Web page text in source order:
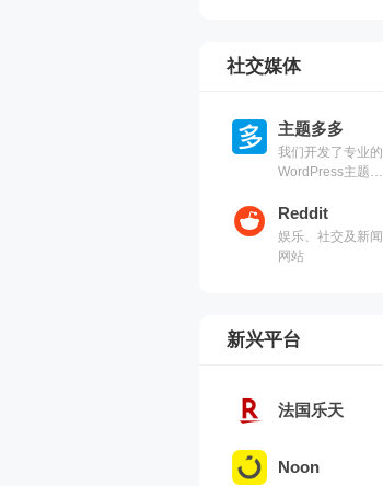
社交媒体
主题多多
我们开发了专业的
WordPress主题，
新。
Reddit
娱乐、社交及新闻
网站
新兴平台
法国乐天
Noon